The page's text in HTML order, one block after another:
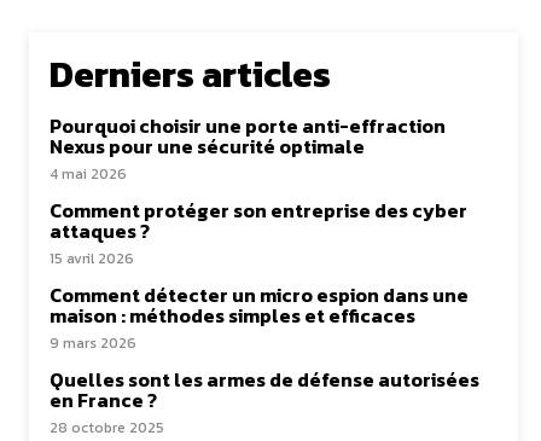
Derniers articles
Pourquoi choisir une porte anti-effraction
Nexus pour une sécurité optimale
4 mai 2026
Comment protéger son entreprise des cyber
attaques ?
15 avril 2026
Comment détecter un micro espion dans une
maison : méthodes simples et efficaces
9 mars 2026
Quelles sont les armes de défense autorisées
en France ?
28 octobre 2025